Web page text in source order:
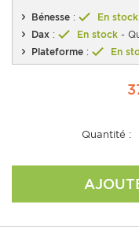
Bénesse : En stock
Dax : En stock -
Plateforme : En
Quantité :